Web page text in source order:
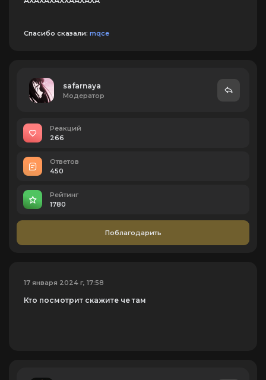
Спасибо сказали: mqce
safarnaya
Модератор
Реакций
266
Ответов
450
Рейтинг
1780
Поблагодарить
17 января 2024 г, 17:58
Кто посмотрит скажите че там